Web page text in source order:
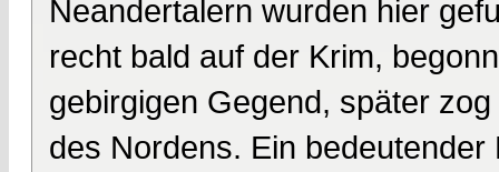
Neandertalern wurden hier
recht bald auf der Krim,
gebirgigen Gegend, später
des Nordens. Ein